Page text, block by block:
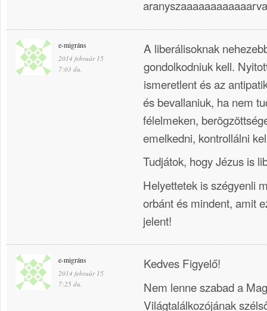
e-migráns
2014 február 15
7:03 du.
A liberálisoknak
gondolkodniuk kell.
ismeretlent és az
és bevallaniuk, ha nem
félelmeken,
emelkedni, kontrollálni
Tudjátok, hogy Jézus is
Helyettetek is szégyenli
orbánt és mindent, amit
jelent!
e-migráns
2014 február 15
7:25 du.
Kedves Figyelő!
Nem lenne szabad a
Világtalálkozójának